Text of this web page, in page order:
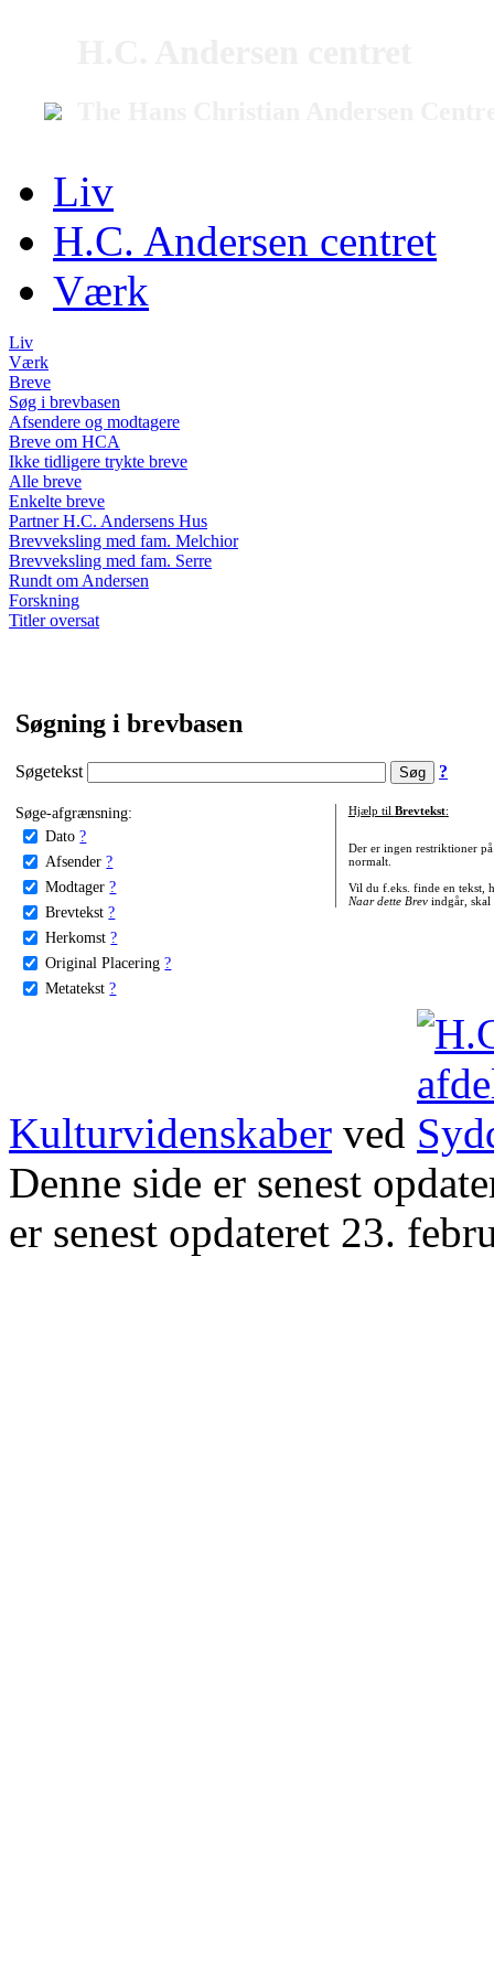
Liv
H.C. Andersen centret
Værk
Liv
Værk
Breve
Søg i brevbasen
Afsendere og modtagere
Breve om HCA
Ikke tidligere trykte breve
Alle breve
Enkelte breve
Partner H.C. Andersens Hus
Brevveksling med fam. Melchior
Brevveksling med fam. Serre
Rundt om Andersen
Forskning
Titler oversat
Søgning i brevbasen
Søgetekst ?
Søge-afgrænsning:
Dato ?
Afsender ?
Modtager ?
Brevtekst ?
Herkomst ?
Original Placering ?
Metatekst ?
Hjælp til Brevtekst:
Der er ingen restriktioner
normalt.
Vil du f.eks. finde en tekst,
Naar dette Brevindgår, skal
Kulturvidenskaber ved
Denne side er senest
er senest opdateret 23.